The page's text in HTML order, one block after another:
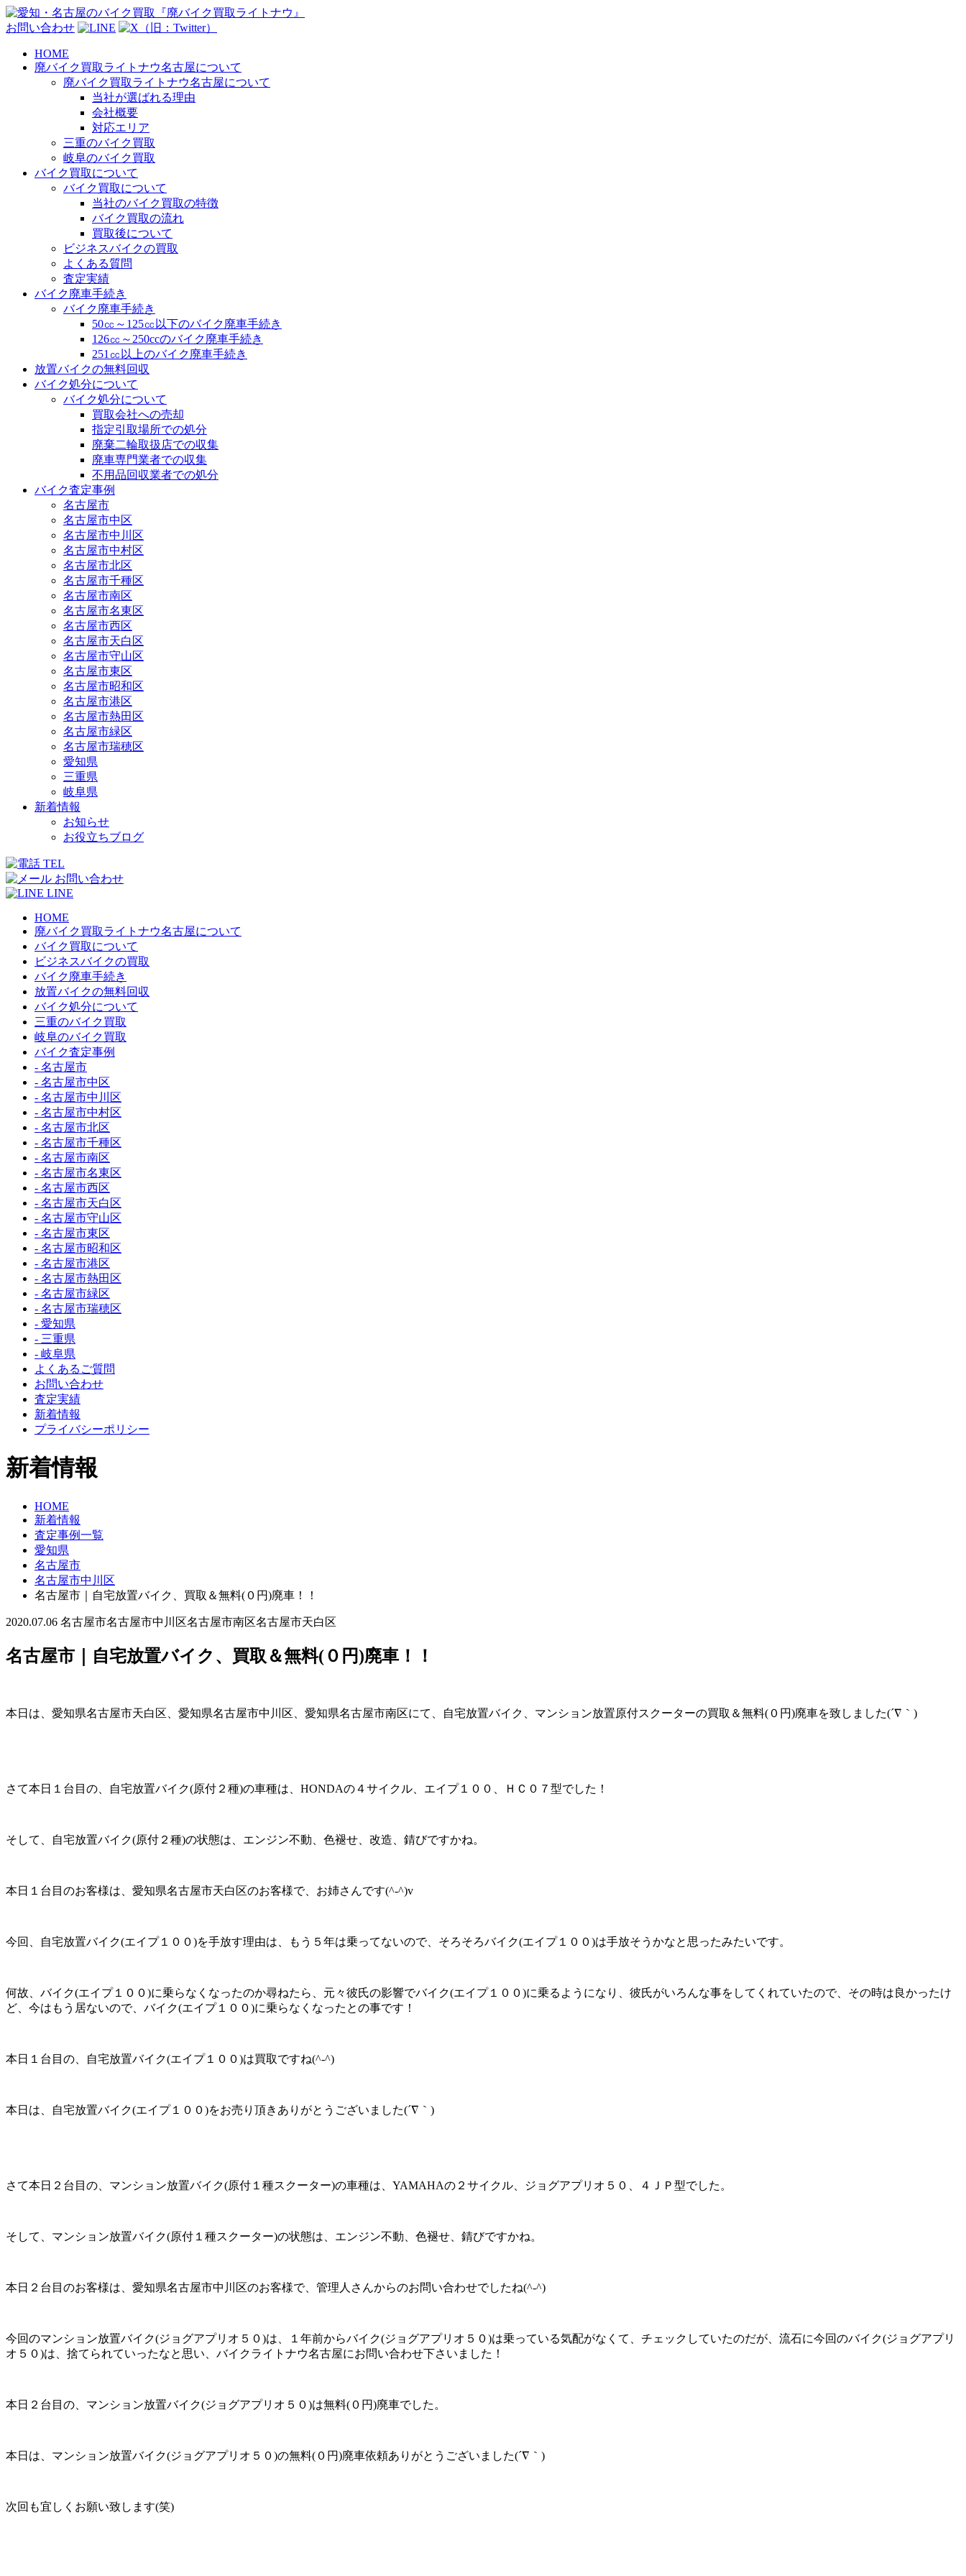
お問い合わせ
HOME
廃バイク買取ライトナウ名古屋について
廃バイク買取ライトナウ名古屋について
当社が選ばれる理由
会社概要
対応エリア
三重のバイク買取
岐阜のバイク買取
バイク買取について
バイク買取について
当社のバイク買取の特徴
バイク買取の流れ
買取後について
ビジネスバイクの買取
よくある質問
査定実績
バイク廃車手続き
バイク廃車手続き
50㏄～125㏄以下のバイク廃車手続き
126㏄～250ccのバイク廃車手続き
251㏄以上のバイク廃車手続き
放置バイクの無料回収
バイク処分について
バイク処分について
買取会社への売却
指定引取場所での処分
廃棄二輪取扱店での収集
廃車専門業者での収集
不用品回収業者での処分
バイク査定事例
名古屋市
名古屋市中区
名古屋市中川区
名古屋市中村区
名古屋市北区
名古屋市千種区
名古屋市南区
名古屋市名東区
名古屋市西区
名古屋市天白区
名古屋市守山区
名古屋市東区
名古屋市昭和区
名古屋市港区
名古屋市熱田区
名古屋市緑区
名古屋市瑞穂区
愛知県
三重県
岐阜県
新着情報
お知らせ
お役立ちブログ
TEL
お問い合わせ
LINE
HOME
廃バイク買取ライトナウ名古屋について
バイク買取について
ビジネスバイクの買取
バイク廃車手続き
放置バイクの無料回収
バイク処分について
三重のバイク買取
岐阜のバイク買取
バイク査定事例
- 名古屋市
- 名古屋市中区
- 名古屋市中川区
- 名古屋市中村区
- 名古屋市北区
- 名古屋市千種区
- 名古屋市南区
- 名古屋市名東区
- 名古屋市西区
- 名古屋市天白区
- 名古屋市守山区
- 名古屋市東区
- 名古屋市昭和区
- 名古屋市港区
- 名古屋市熱田区
- 名古屋市緑区
- 名古屋市瑞穂区
- 愛知県
- 三重県
- 岐阜県
よくあるご質問
お問い合わせ
査定実績
新着情報
プライバシーポリシー
新着情報
HOME
新着情報
査定事例一覧
愛知県
名古屋市
名古屋市中川区
名古屋市｜自宅放置バイク、買取＆無料(０円)廃車！！
2020.07.06 名古屋市名古屋市中川区名古屋市南区名古屋市天白区
名古屋市｜自宅放置バイク、買取＆無料(０円)廃車！！
本日は、愛知県名古屋市天白区、愛知県名古屋市中川区、愛知県名古屋市南区にて、自宅放置バイク、マンション放置原付スクーターの買取＆無料(０円)廃車を致しました(´∇｀)
さて本日１台目の、自宅放置バイク(原付２種)の車種は、HONDAの４サイクル、エイプ１００、ＨＣ０７型でした！
そして、自宅放置バイク(原付２種)の状態は、エンジン不動、色褪せ、改造、錆びですかね。
本日１台目のお客様は、愛知県名古屋市天白区のお客様で、お姉さんです(^-^)v
今回、自宅放置バイク(エイプ１００)を手放す理由は、もう５年は乗ってないので、そろそろバイク(エイプ１００)は手放そうかなと思ったみたいです。
何故、バイク(エイプ１００)に乗らなくなったのか尋ねたら、元々彼氏の影響でバイク(エイプ１００)に乗るようになり、彼氏がいろんな事をしてくれていたので、その時は良かったけ
ど、今はもう居ないので、バイク(エイプ１００)に乗らなくなったとの事です！
本日１台目の、自宅放置バイク(エイプ１００)は買取ですね(^-^)
本日は、自宅放置バイク(エイプ１００)をお売り頂きありがとうございました(´∇｀)
さて本日２台目の、マンション放置バイク(原付１種スクーター)の車種は、YAMAHAの２サイクル、ジョグアプリオ５０、４ＪＰ型でした。
そして、マンション放置バイク(原付１種スクーター)の状態は、エンジン不動、色褪せ、錆びですかね。
本日２台目のお客様は、愛知県名古屋市中川区のお客様で、管理人さんからのお問い合わせでしたね(^-^)
今回のマンション放置バイク(ジョグアプリオ５０)は、１年前からバイク(ジョグアプリオ５０)は乗っている気配がなくて、チェックしていたのだが、流石に今回のバイク(ジョグアプリ
オ５０)は、捨てられていったなと思い、バイクライトナウ名古屋にお問い合わせ下さいました！
本日２台目の、マンション放置バイク(ジョグアプリオ５０)は無料(０円)廃車でした。
本日は、マンション放置バイク(ジョグアプリオ５０)の無料(０円)廃車依頼ありがとうございました(´∇｀)
次回も宜しくお願い致します(笑)